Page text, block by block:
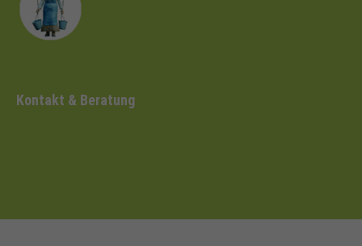
Kontakt & Beratung